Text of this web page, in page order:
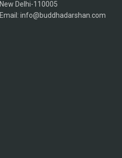
New Delhi-110005
Email: info@buddhadarshan.com